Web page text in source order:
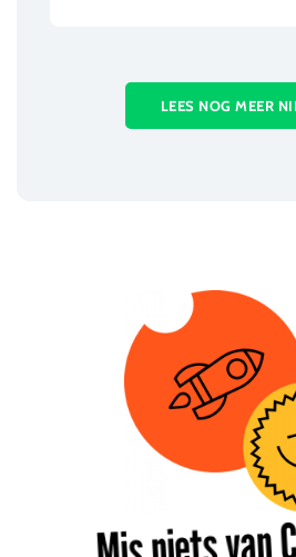
LEES NOG MEER